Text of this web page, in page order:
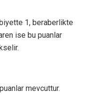
1, beraberlikte
ise bu puanlar
mevcuttur.